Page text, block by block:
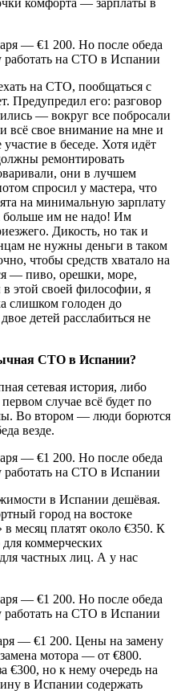
комфорта — зарплаты в
на СТО, пообщаться с
Предупредил его: разговор
— вокруг все побросали
всё свое внимание на мне и
в беседе. Хотя идёт
ремонтировать
они в лучшем
спросил у мастера, что
на минимальную зарплату
больше им не надо! Им
Дикость, но так и
не нужны деньги в таком
чтобы средств хватало на
— пиво, орешки, море,
этой своей философии, я
слишком голоден до
детей расслабиться не
СТО в Испании?
сетевая история, либо
случае всё будет по
Во втором — люди борются
везде.
в Испании дешёвая.
город на востоке
в месяц платят около €350. К
для коммерческих
частных лиц. А у нас
— €1 200. Цены на замену
мотора — от €800.
€300, но к нему очередь на
в Испании содержать